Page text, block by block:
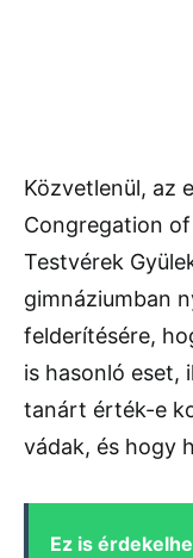
Közvetlenül, az
Congregation
Testvérek
gimnáziumban
felderítésére,
is hasonló eset,
tanárt érték-e
vádak, és hogy
Ez is